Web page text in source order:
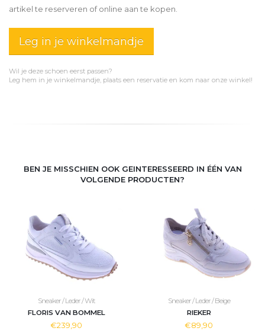
artikel te reserveren of online aan te kopen.
Leg in je winkelmandje
Wil je deze schoen eerst passen?
Leg hem in je winkelmandje, plaats een reservatie en kom naar onze winkel!
BEN JE MISSCHIEN OOK GEINTERESSEERD IN ÉÉN VAN
VOLGENDE PRODUCTEN?
Sneaker / Leder / Wit
FLORIS VAN BOMMEL
€239,90
Sneaker / Leder / Beige
RIEKER
€89,90